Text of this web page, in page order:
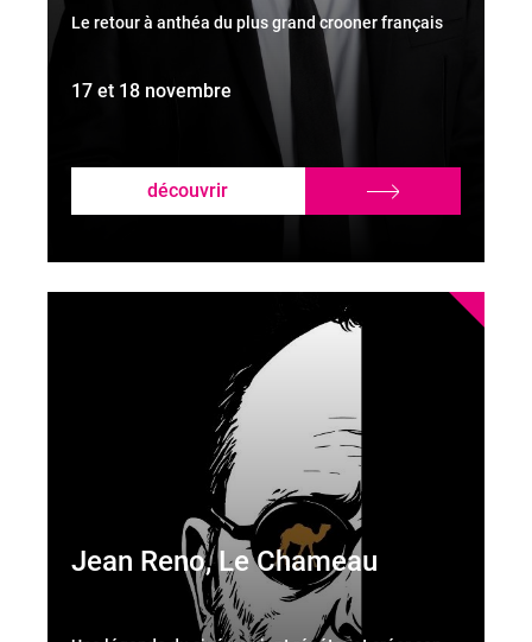
Le retour à anthéa du plus grand crooner français
17 et 18 novembre
découvrir
Jean Reno, Le Chameau